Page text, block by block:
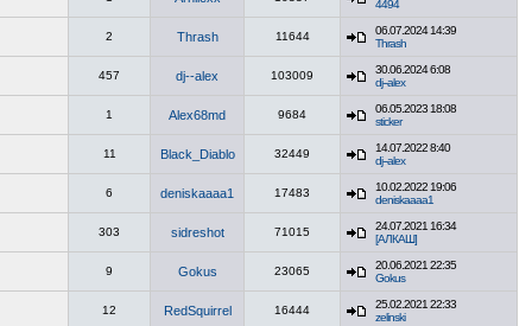
4494
2 Thrash 11644
06.07.2024 14:39
Thrash
457 dj--alex 103009
30.06.2024 6:08
dj--alex
1 Alex68md 9684
06.05.2023 18:08
sticker
11 Black_Diablo 32449
14.07.2022 8:40
dj--alex
6 deniskaaaa1 17483
10.02.2022 19:06
deniskaaaa1
303 sidreshot 71015
24.07.2021 16:34
[АЛКАШ]
9 Gokus 23065
20.06.2021 22:35
Gokus
12 RedSquirrel 16444
25.02.2021 22:33
zelinski